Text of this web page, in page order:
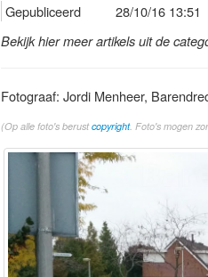
Gepubliceerd
28/10/16 13:51
Bekijk hier meer artikels uit de
Fotograaf: Jordi Menheer,
(Op alle foto's berustcopyright. Foto's mogen